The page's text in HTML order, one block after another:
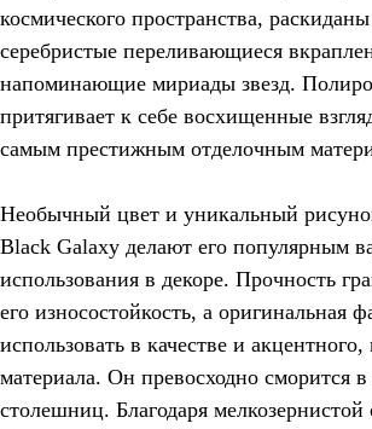
космического пространства,
серебристые переливающиеся
напоминающие мириады звезд.
притягивает к себе восхищенные
самым престижным отделочным
Необычный цвет и уникальный
Black Galaxy делают его популярным
использования в декоре. Прочность
его износостойкость, а оригинальная
использовать в качестве и акцентного,
материала. Он превосходно сморится в
столешниц. Благодаря мелкозернистой